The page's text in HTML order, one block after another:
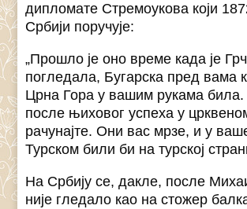
дипломате Стремоукова који
Србији поручује:
„Прошло је оно време када је
погледала, Бугарска пред вама
Црна Гора у вашим рукама
после њиховог успеха у
рачунајте. Они вас мрзе, и у
Турском били би на турској
На Србију се, дакле, после
није гледало као на стожер